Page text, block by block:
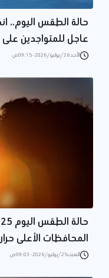
حالة الطقس اليوم..
عاجل للمتواجدين
الأحد 26/يوليو/2026 - 09:15 ص
المحافظات الأعلى
السبت 25/يوليو/2026 - 09:03 ص